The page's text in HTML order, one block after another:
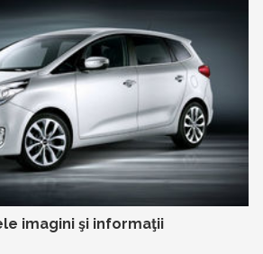
imagini şi informaţii